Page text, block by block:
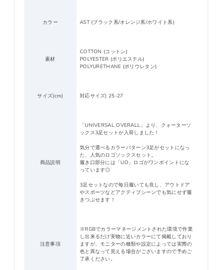
カラー AST (ブラック系/オレンジ系/ホワイト系)
素材
COTTON (コットン)
POLYESTER (ポリエステル)
POLYURETHANE (ポリウレタン)
サイズ(cm) 対応サイズ) 25-27
商品説明
「UNIVERSAL OVERALL」より、クォーターソ
ックス3足セットが入荷しました！
気分で選べるカラーパターン3足がセットになっ
た、人気のロゴソックスセット。
履き口部分には「UO」ロゴがワンポイントにな
っています◎
3足セットなので毎日履いても良し、アウトドア
やスポーツなどアクティブシーンでも気にせず履
きつぶせます！
注意事項
※RGBでカラーマネージメントされた環境で作業
し出来るだけ実物に近いカラーにて掲載しており
ますが、モニターの種類や設定によっては実際の
色と異なって見える場合がございますので予めご
了承ください。